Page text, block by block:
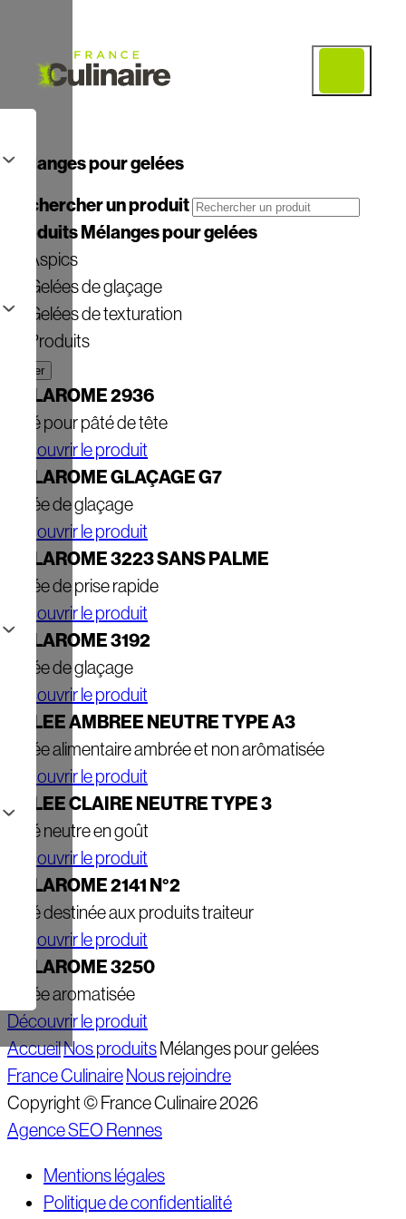
Mélanges pour gelées
Rechercherun produit
ProduitsMélanges pour gelées
Aspics
Gelées de glaçage
Gelées de texturation
Produits
Filtrer
GELAROME 2936
Gelé pour pâté de tête
Découvrir le produit
GELAROME GLAÇAGE G7
Gelée de glaçage
Découvrir le produit
GELAROME 3223 SANS PALME
Gelée de prise rapide
Découvrir le produit
GELAROME 3192
Gelée de glaçage
Découvrir le produit
GELEE AMBREE NEUTRE TYPE A3
Gelée alimentaire ambrée et non arômatisée
Découvrir le produit
GELEE CLAIRE NEUTRE TYPE 3
Gelé neutre en goût
Découvrir le produit
GELAROME 2141 N°2
Gelé destinée aux produits traiteur
Découvrir le produit
GELAROME 3250
Gelée aromatisée
Découvrir le produit
AccueilNos produits Mélanges pour gelées
France Culinaire Nous rejoindre
Copyright © France Culinaire 2026
Agence SEO Rennes
Mentions légales
Politique de confidentialité